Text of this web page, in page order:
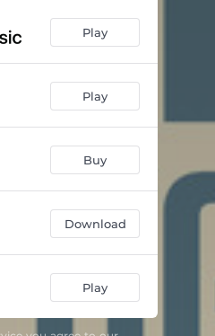
Med Askim? 05:16
03:58
03:23
02:03
I Drammen 03:33
Kick 01:57
Dærtara! 03:05
Har Du Lyst Til Å Jobbe I Hvaler Kommune? 04:05
Play
Play
Buy
Download
Play